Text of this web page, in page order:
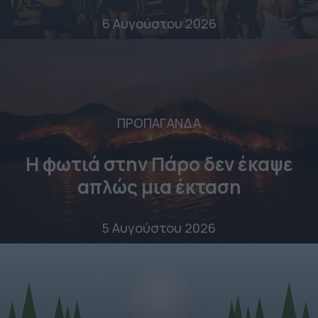
6 Αυγούστου 2026
ΠΡΟΠΑΓΑΝΔΑ
Η φωτιά στην Πάρο δεν έκαψε
απλώς μια έκταση
5 Αυγούστου 2026